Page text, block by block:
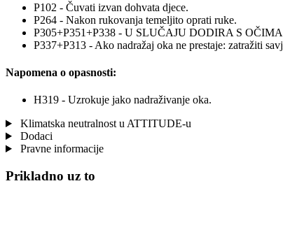
P102 - Čuvati izvan dohvata djece.
P264 - Nakon rukovanja temeljito oprati ruke.
P305+P351+P338 - U SLUČAJU DODIRA S
P337+P313 - Ako nadražaj oka ne prestaje: zatražiti
Napomena o opasnosti:
H319 - Uzrokuje jako nadraživanje oka.
Klimatska neutralnost u ATTITUDE-u
Dodaci
Pravne informacije
Prikladno uz to